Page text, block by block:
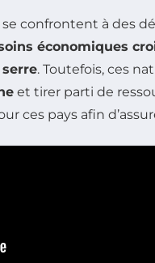
se confrontent à des
économiques
. Toutefois, ces
et tirer parti de
ces pays afin